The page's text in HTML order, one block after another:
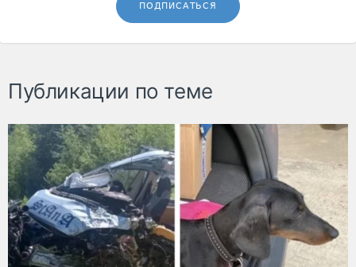
ПОДПИСАТЬСЯ
Публикации по теме